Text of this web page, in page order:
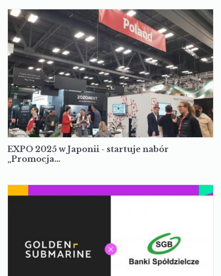
EXPO 2025 w Japonii - startuje nabór
„Promocja…